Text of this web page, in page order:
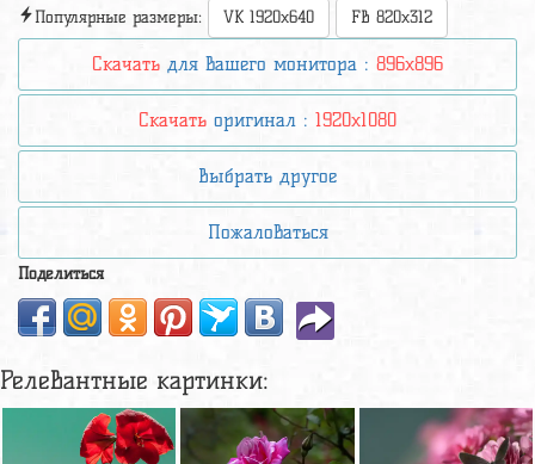
Популярные размеры:
VK 1920x640 FB 820x312
Скачать для вашего монитора : 896x896
Скачать оригинал : 1920x1080
Выбрать другое
Пожаловаться
Поделиться
Релевантные картинки: